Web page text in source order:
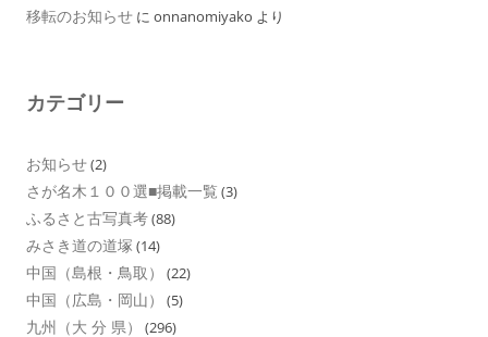
移転のお知らせ に onnanomiyako より
カテゴリー
お知らせ(2)
さが名木１００選■掲載一覧 (3)
ふるさと古写真考(88)
みさき道の道塚 (14)
中国（島根・鳥取） (22)
中国（広島・岡山） (5)
九州（大 分 県） (296)